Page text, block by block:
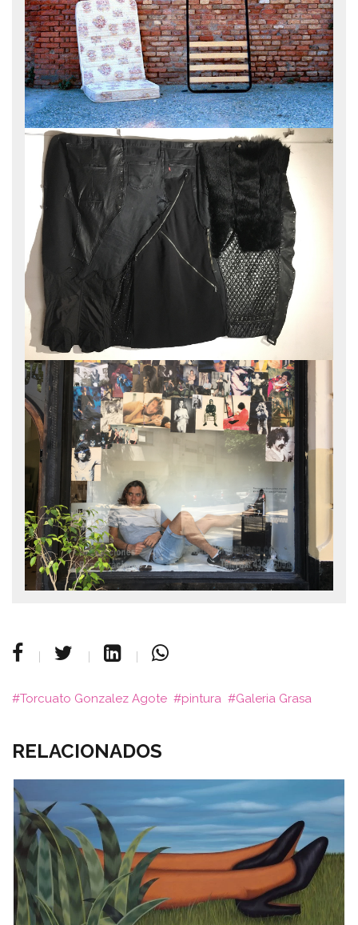
Torcuato Gonzalez Agote pintura Galeria Grasa
RELACIONADOS